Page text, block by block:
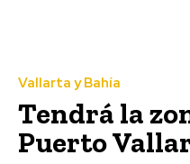
Vallarta y Bahía
Tendrá la
Puerto